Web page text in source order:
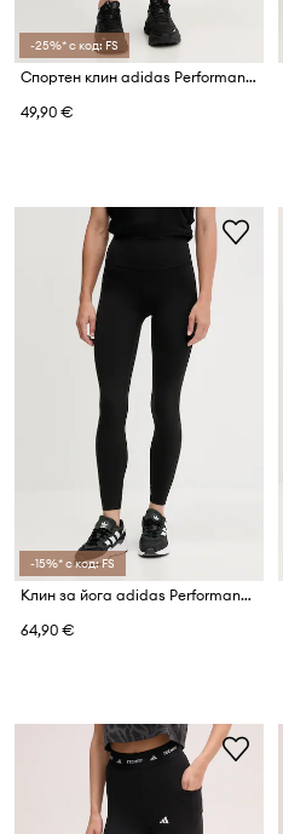
-25%* с код: FS
Спортен клин adidas Performance
49,90 €
-15%* с код: FS
Клин за йога adidas Performance All Me
64,90 €